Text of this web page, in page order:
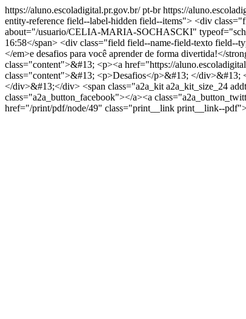
https://aluno.escoladigital.pr.gov.br/pt-br https://
entity-reference field--label-hidden field--items"> <div
about="/usuario/CELIA-MARIA-SOCHASCKI"
16:58</span> <div class="field field--name-field-texto field--
</em>e desafios para você aprender de forma divertida!</
class="content">&#13; <p><a href="https://
class="content">&#13; <p>Desafios</p>&#13; </
</div>&#13;</div> <span class="a2a_kit a2a_kit_size_24
class="a2a_button_facebook"></a><a
href="/print/pdf/node/49" class="print__link print__link--